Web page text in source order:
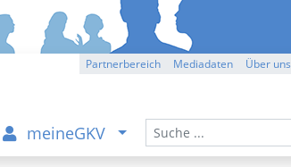
Partnerbereich Mediadaten Über uns
meineGKV